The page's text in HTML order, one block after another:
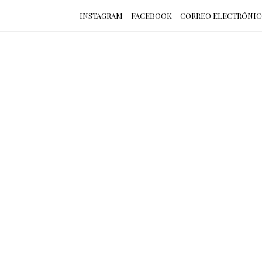
INSTAGRAM FACEBOOK CORREO